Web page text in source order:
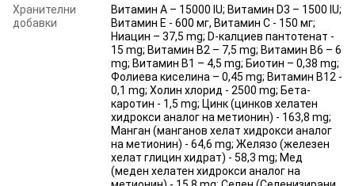
Хранителни
добавки
Витамин А – 15000 IU; Витамин D3 – 1500 IU;
Витамин Е - 600 мг, Витамин С - 150 мг;
Ниацин – 37,5 mg; D-калциев пантотенат -
15 mg; Витамин B2 – 7,5 mg; Витамин B6 – 6
mg; Витамин B1 – 4,5 mg; Биотин – 0,38 mg;
Фолиева киселина – 0,45 mg; Витамин B12 -
0,1 mg; Холин хлорид - 2500 mg; Бета-
каротин - 1,5 mg; Цинк (цинков хелатен
хидрокси аналог на метионин) - 163,8 mg;
Манган (манганов хелат хидрокси аналог
на метионин) - 64,6 mg; Желязо (железен
хелат глицин хидрат) - 58,3 mg; Мед
(меден хелатен хидрокси аналог на